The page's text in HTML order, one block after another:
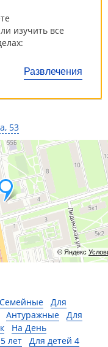
изучить все
Развлечения
53
© Яндекс
Семейные
Для
Антуражные
Для
На День
лет
Для детей 4